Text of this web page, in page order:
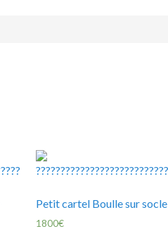
Petit cartel Boulle sur socle
1800€